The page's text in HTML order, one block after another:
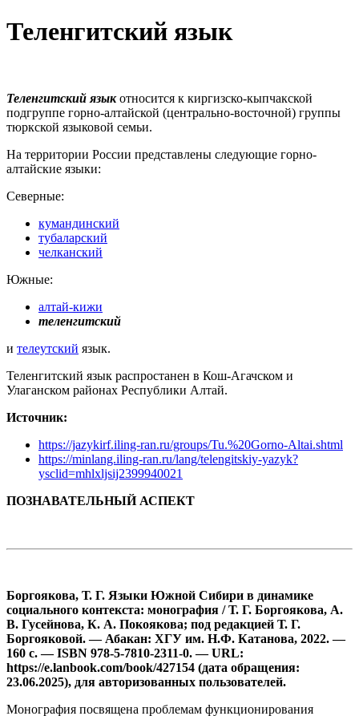
Теленгитский язык
Теленгитский языкотносится к киргизско-кыпчакской
подгруппе горно-алтайской (центрально-восточной) группы
тюркской языковой семьи.
На территории России представлены следующие горно-
алтайские языки:
Северные:
кумандинский
тубаларский
челканский
Южные:
алтай-кижи
теленгитский
и телеутский язык.
Теленгитский язык распростанен в Кош-Агачском и
Улаганском районах Республики Алтай.
Источник:
https://jazykirf.iling-ran.ru/groups/Tu.%20Gorno-Altai.shtml
https://minlang.iling-ran.ru/lang/telengitskiy-yazyk?
ysclid=mhlxljsij2399940021
ПОЗНАВАТЕЛЬНЫЙ АСПЕКТ
Боргоякова, Т. Г. Языки Южной Сибири в динамике
социального контекста: монография / Т. Г. Боргоякова, А.
В. Гусейнова, К. А. Покоякова; под редакцией Т. Г.
Боргояковой. — Абакан: ХГУ им. Н.Ф. Катанова, 2022. —
160 с. — ISBN 978-5-7810-2311-0. — URL:
https://e.lanbook.com/book/427154 (дата обращения:
23.06.2025), для авторизованных пользователей.
Монография посвящена проблемам функционирования